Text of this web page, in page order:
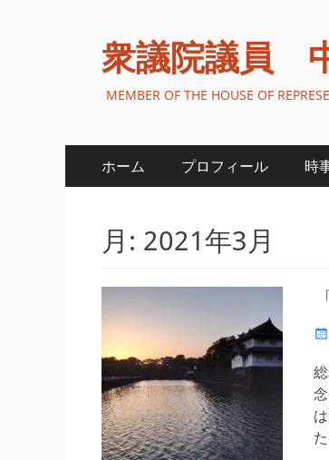
衆議院議員
MEMBER OF THE HOUSE OF
メ
イ
ン
メ
ニ
ュ
ー
ホーム プロフィール 時
月: 2021年3月
投
日